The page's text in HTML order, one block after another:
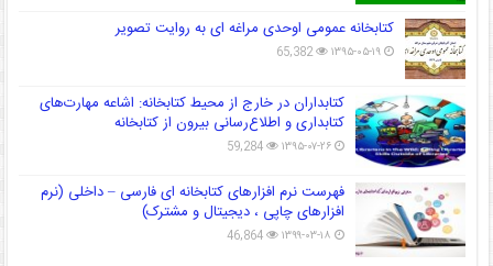
کتابخانه عمومی اوحدی مراغه ای به روایت تصویر
۱۳۹۵-۰۵-۱۹ 65,382
کتابداران در خارج از محیط کتابخانه: اشاعه مهارت‌های
کتابداری و اطلاع‌رسانی بیرون از کتابخانه
۱۳۹۵-۰۷-۲۶ 59,284
فهرست نرم افزارهای کتابخانه ای فارسی – داخلی (نرم
افزارهای چاپی ، دیجیتال و مشترک)
۱۳۹۹-۰۳-۱۸ 46,864